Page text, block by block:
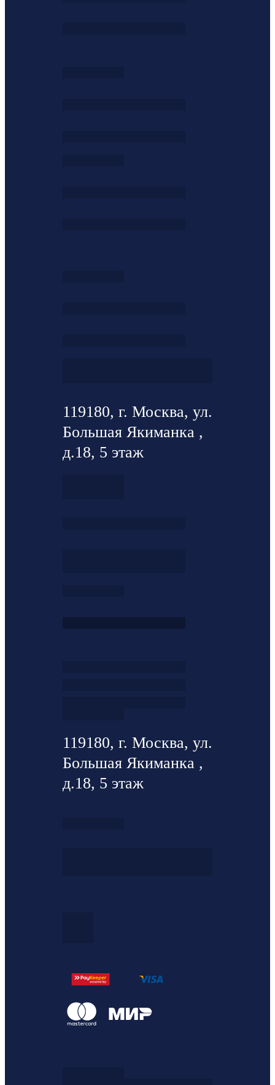
119180, г. Москва, ул.
Большая Якиманка ,
д.18, 5 этаж
119180, г. Москва, ул.
Большая Якиманка ,
д.18, 5 этаж